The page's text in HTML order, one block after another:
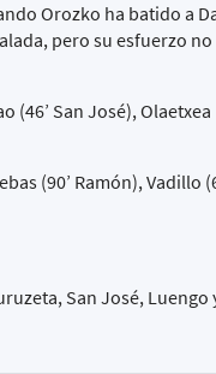
Orozko ha batido a
pero su esfuerzo no
(46’ San José), Olaetxea
(90’ Ramón), Vadillo
San José, Luengo